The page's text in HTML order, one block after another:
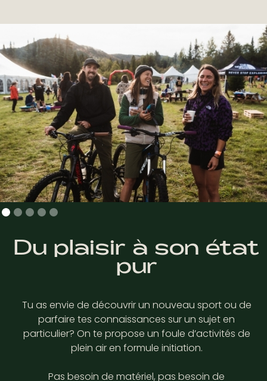
Du plaisir à son état
pur
Tu as envie de découvrir un nouveau sport ou de
parfaire tes connaissances sur un sujet en
particulier? On te propose un foule d’activités de
plein air en formule initiation.
Pas besoin de matériel, pas besoin de